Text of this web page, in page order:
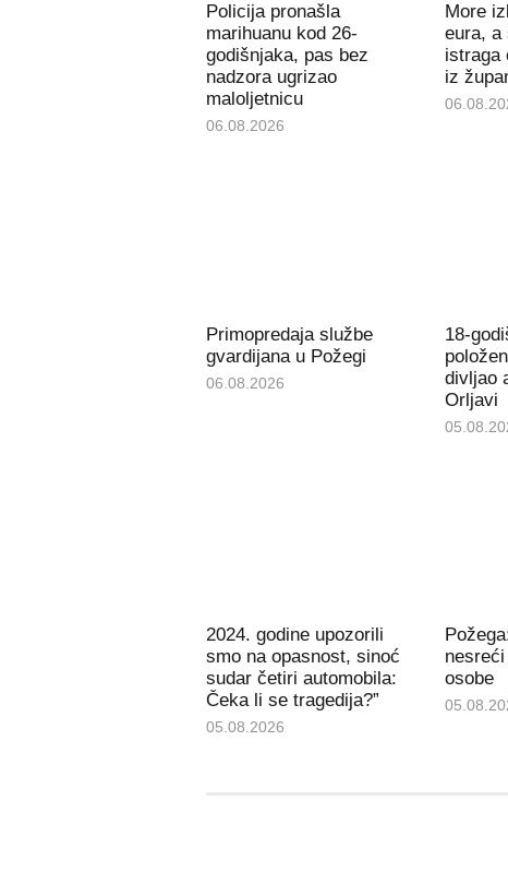
Policija pronašla
marihuanu kod 26-
godišnjaka, pas bez
nadzora ugrizao
maloljetnicu
06.08.2026
More
eura, a
istraga
iz
Primopredaja službe
gvardijana u Požegi
06.08.2026
18-
divljao
Orljavi
2024. godine upozorili
smo na opasnost, sinoć
sudar četiri automobila:
Čeka li se tragedija?”
05.08.2026
osobe